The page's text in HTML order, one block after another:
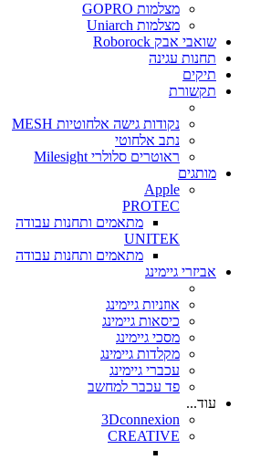
מצלמות GOPRO
מצלמות Uniarch
שואבי אבק Roborock
תחנות עגינה
תיקים
תקשורת
נקודות גישה אלחוטיות MESH
נתב אלחוטי
ראוטרים סלולרי Milesight
מותגים
Apple
PROTEC
מתאמים ותחנות עבודה
UNITEK
מתאמים ותחנות עבודה
אביזרי גיימינג
אוזניות גיימינג
כיסאות גיימינג
מסכי גיימינג
מקלדות גיימינג
עכברי גיימינג
פד עכבר למחשב
עוד...
3Dconnexion
CREATIVE